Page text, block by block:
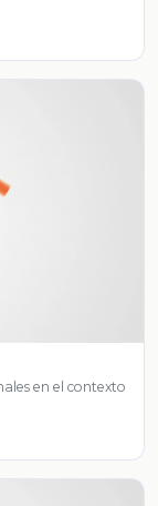
en el contexto